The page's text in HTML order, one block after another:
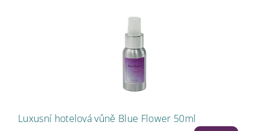
Luxusní hotelová vůně Blue Flower 50ml